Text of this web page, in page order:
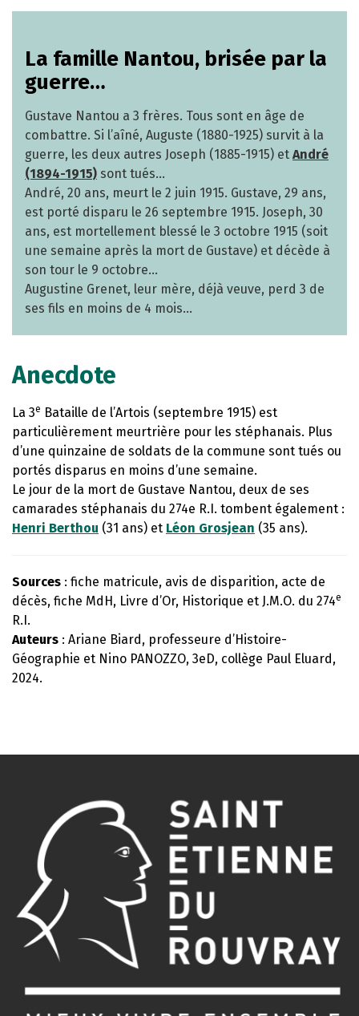
La famille Nantou, brisée par la
guerre…
Gustave Nantou a 3 frères. Tous sont en âge de
combattre. Si l’aîné, Auguste (1880-1925) survit à la
guerre, les deux autres Joseph (1885-1915) et André
(1894-1915) sont tués…
André, 20 ans, meurt le 2 juin 1915. Gustave, 29 ans,
est porté disparu le 26 septembre 1915. Joseph, 30
ans, est mortellement blessé le 3 octobre 1915 (soit
une semaine après la mort de Gustave) et décède à
son tour le 9 octobre…
Augustine Grenet, leur mère, déjà veuve, perd 3 de
ses fils en moins de 4 mois…
Anecdote
La 3e Bataille de l’Artois (septembre 1915) est
particulièrement meurtrière pour les stéphanais. Plus
d’une quinzaine de soldats de la commune sont tués ou
portés disparus en moins d’une semaine.
Le jour de la mort de Gustave Nantou, deux de ses
camarades stéphanais du 274e R.I. tombent également :
Henri Berthou (31 ans) et Léon Grosjean (35 ans).
Sources : fiche matricule, avis de disparition, acte de
décès, fiche MdH, Livre d’Or, Historique et J.M.O. du 274e
R.I.
Auteurs : Ariane Biard, professeure d’Histoire-
Géographie et Nino PANOZZO, 3eD, collège Paul Eluard,
2024.